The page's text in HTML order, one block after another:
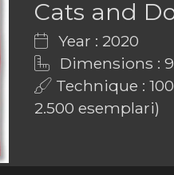
Cats and
Year : 2020
Dimensions :
Technique :
2.500 esemplari)